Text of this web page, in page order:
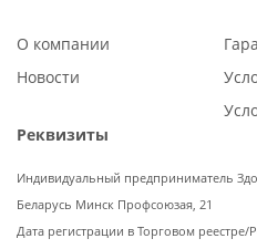
О компании
Новости
Реквизиты
Индивидуальный предприниматель
Беларусь Минск Профсоюзая, 21
Дата регистрации в Торговом реестре/